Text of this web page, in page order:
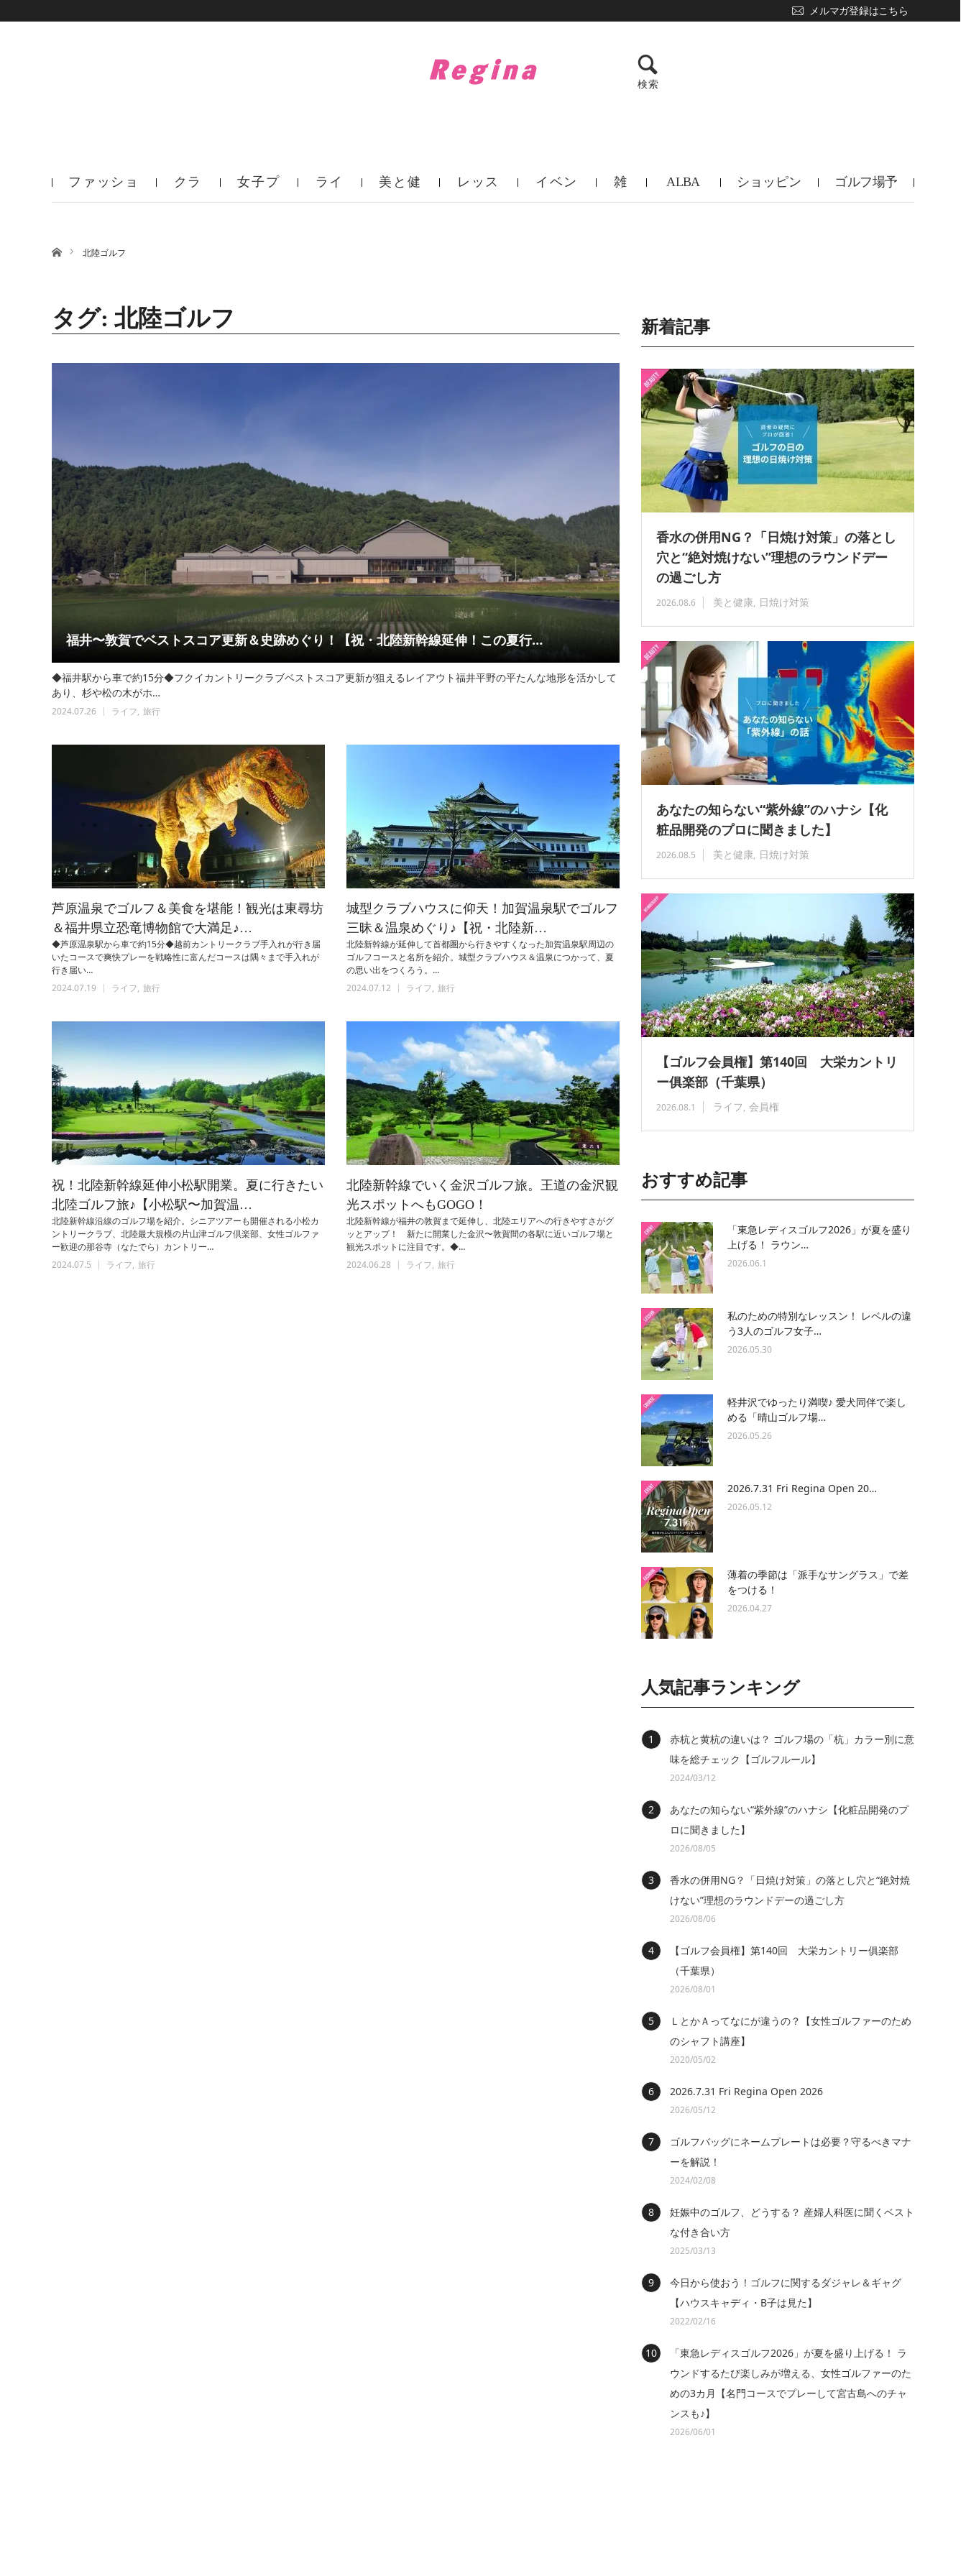
ファッショ クラ 女子プ ライ 美と健 レッス イベン 雑 ALBA ショッピン ゴルフ場予
メルマガ登録はこちら
検索
ホーム北陸ゴルフ
タグ: 北陸ゴルフ
福井〜敦賀でベストスコア更新＆史跡めぐり！【祝・北陸新幹線延伸！この夏行…
◆福井駅から車で約15分◆フクイカントリークラブベストスコア更新が狙えるレイアウト福井平野の平たんな地形を活かして
あり、杉や松の木がホ…
2024.07.26 ライフ 旅行
芦原温泉でゴルフ＆美食を堪能！観光は東尋坊
＆福井県立恐竜博物館で大満足♪…
◆芦原温泉駅から車で約15分◆越前カントリークラブ手入れが行き届
いたコースで爽快プレーを戦略性に富んだコースは隅々まで手入れが
行き届い…
2024.07.19
ライフ 旅行
城型クラブハウスに仰天！加賀温泉駅でゴルフ
三昧＆温泉めぐり♪【祝・北陸新…
北陸新幹線が延伸して首都圏から行きやすくなった加賀温泉駅周辺の
ゴルフコースと名所を紹介。城型クラブハウス＆温泉につかって、夏
の思い出をつくろう。…
2024.07.12
ライフ 旅行
祝！北陸新幹線延伸小松駅開業。夏に行きたい
北陸ゴルフ旅♪【小松駅〜加賀温…
北陸新幹線沿線のゴルフ場を紹介。シニアツアーも開催される小松カ
ントリークラブ、北陸最大規模の片山津ゴルフ倶楽部、女性ゴルファ
ー歓迎の那谷寺（なたでら）カントリー…
2024.07.5
ライフ 旅行
北陸新幹線でいく金沢ゴルフ旅。王道の金沢観
光スポットへもGOGO！
北陸新幹線が福井の敦賀まで延伸し、北陸エリアへの行きやすさがグ
ッとアップ！ 新たに開業した金沢〜敦賀間の各駅に近いゴルフ場と
観光スポットに注目です。◆…
2024.06.28
ライフ 旅行
新着記事
香水の併用NG？「日焼け対策」の落とし
穴と“絶対焼けない”理想のラウンドデー
の過ごし方
2026.08.6 美と健康 日焼け対策
あなたの知らない“紫外線”のハナシ【化
粧品開発のプロに聞きました】
2026.08.5 美と健康 日焼け対策
【ゴルフ会員権】第140回 大栄カントリ
ー俱楽部（千葉県）
2026.08.1 ライフ 会員権
おすすめ記事
「東急レディスゴルフ2026」が夏を盛り
上げる！ ラウン…
2026.06.1
私のための特別なレッスン！ レベルの違
う3人のゴルフ女子…
2026.05.30
軽井沢でゆったり満喫♪ 愛犬同伴で楽し
める「晴山ゴルフ場…
2026.05.26
2026.7.31 Fri Regina Open 20…
2026.05.12
薄着の季節は「派手なサングラス」で差
をつける！
2026.04.27
人気記事ランキング
赤杭と黄杭の違いは？ ゴルフ場の「杭」カラー別に意
味を総チェック【ゴルフルール】
2024/03/12
あなたの知らない“紫外線”のハナシ【化粧品開発のプ
ロに聞きました】
2026/08/05
香水の併用NG？「日焼け対策」の落とし穴と“絶対焼
けない”理想のラウンドデーの過ごし方
2026/08/06
【ゴルフ会員権】第140回 大栄カントリー俱楽部
（千葉県）
2026/08/01
ＬとかＡってなにが違うの？【女性ゴルファーのため
のシャフト講座】
2020/05/02
2026.7.31 Fri Regina Open 2026
2026/05/12
ゴルフバッグにネームプレートは必要？守るべきマナ
ーを解説！
2024/02/08
妊娠中のゴルフ、どうする？ 産婦人科医に聞くベスト
な付き合い方
2025/03/13
今日から使おう！ゴルフに関するダジャレ＆ギャグ
【ハウスキャディ・B子は見た】
2022/02/16
「東急レディスゴルフ2026」が夏を盛り上げる！ ラ
ウンドするたび楽しみが増える、女性ゴルファーのた
めの3カ月【名門コースでプレーして宮古島へのチャ
ンスも♪】
2026/06/01